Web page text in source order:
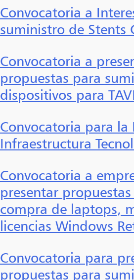
Convocatoria a
suministro de Stents
Convocatoria a
propuestas para
dispositivos para
Convocatoria para la
Infraestructura
Convocatoria a
presentar
compra de laptops,
licencias Windows
Convocatoria para
propuestas para